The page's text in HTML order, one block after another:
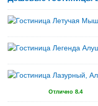
Отлично 8.4